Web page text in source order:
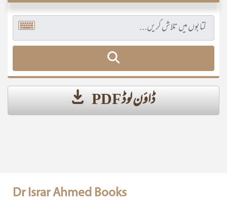
ڈاؤن لوڈ PDF
Dr Israr Ahmed Books